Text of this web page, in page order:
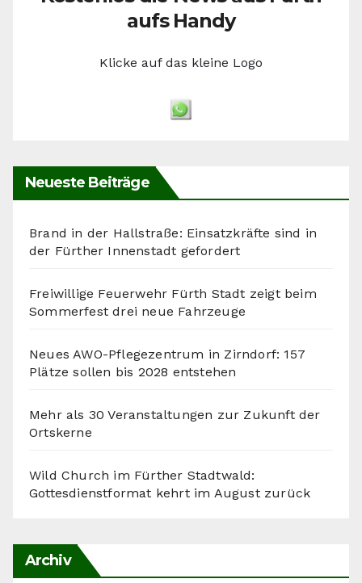
aufs Handy
Klicke auf das kleine Logo
Neueste Beiträge
Brand in der Hallstraße: Einsatzkräfte sind in
der Fürther Innenstadt gefordert
Freiwillige Feuerwehr Fürth Stadt zeigt beim
Sommerfest drei neue Fahrzeuge
Neues AWO-Pflegezentrum in Zirndorf: 157
Plätze sollen bis 2028 entstehen
Mehr als 30 Veranstaltungen zur Zukunft der
Ortskerne
Wild Church im Fürther Stadtwald:
Gottesdienstformat kehrt im August zurück
Archiv